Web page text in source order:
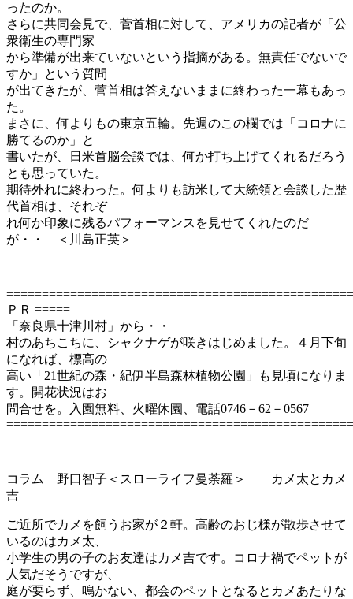
ったのか。
さらに共同会見で、菅首相に対して、アメリカの記者が「公
衆衛生の専門家
から準備が出来ていないという指摘がある。無責任でないで
すか」という質問
が出てきたが、菅首相は答えないままに終わった一幕もあっ
た。
まさに、何よりもの東京五輪。先週のこの欄では「コロナに
勝てるのか」と
書いたが、日米首脳会談では、何か打ち上げてくれるだろう
とも思っていた。
期待外れに終わった。何よりも訪米して大統領と会談した歴
代首相は、それぞ
れ何か印象に残るパフォーマンスを見せてくれたのだ
が・・ ＜川島正英＞
ＰＲ =====
「奈良県十津川村」から・・
村のあちこちに、シャクナゲが咲きはじめました。４月下旬
になれば、標高の
高い「21世紀の森・紀伊半島森林植物公園」も見頃になりま
す。開花状況はお
問合せを。入園無料、火曜休園、電話0746－62－0567
コラム 野口智子＜スローライフ曼荼羅＞ カメ太とカメ
吉
ご近所でカメを飼うお家が２軒。高齢のおじ様が散歩させて
いるのはカメ太、
小学生の男の子のお友達はカメ吉です。コロナ禍でペットが
人気だそうですが、
庭が要らず、鳴かない、都会のペットとなるとカメあたりな